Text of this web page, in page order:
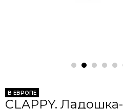
В ЕВРОПЕ
CLAPPY. Ладошка-